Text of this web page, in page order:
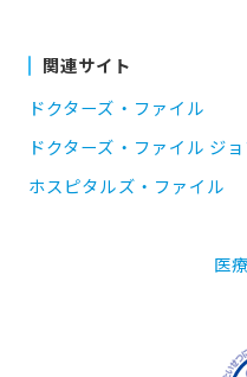
関連サイト
ドクターズ・ファイル
ドクターズ・ファイル ジ
ホスピタルズ・ファイル
医